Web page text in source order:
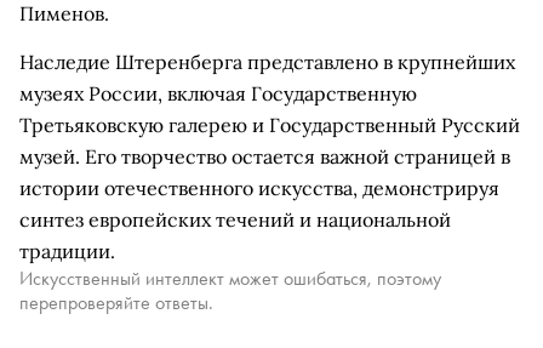
Пименов.
Наследие Штеренберга представлено в крупнейших
музеях России, включая Государственную
Третьяковскую галерею и Государственный Русский
музей. Его творчество остается важной страницей в
истории отечественного искусства, демонстрируя
синтез европейских течений и национальной
традиции.
Искусственный интеллект может ошибаться, поэтому
перепроверяйте ответы.